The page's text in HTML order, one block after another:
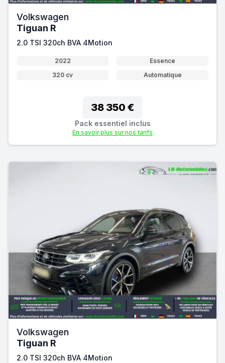
Volkswagen
Tiguan R
2.0 TSI 320ch BVA 4Motion
2022
Essence
320 cv
Automatique
38 350 €
Pack essentiel inclus
En savoir plus sur nos tarifs
Volkswagen
Tiguan R
2.0 TSI 320ch BVA 4Motion